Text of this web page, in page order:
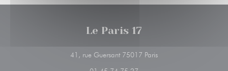
Le Paris 17
41, rue Guersant 75017 Paris((открывается в новом